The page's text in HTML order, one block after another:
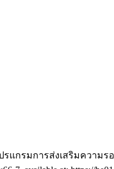
กรมการส่งเสริมความร